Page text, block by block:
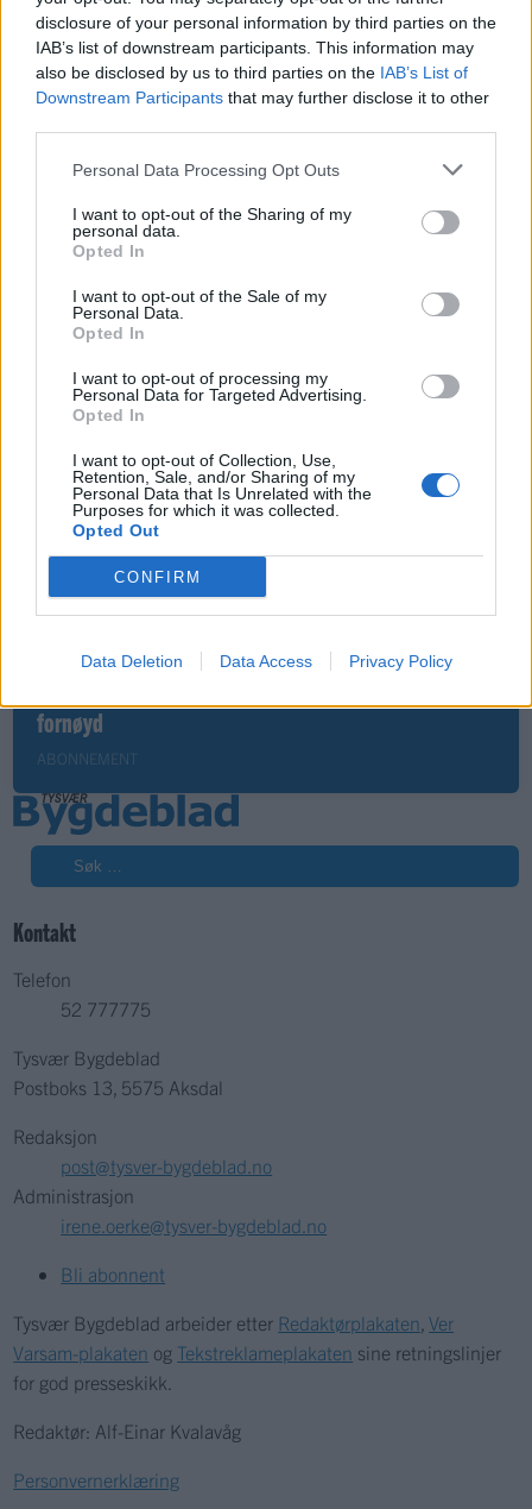
disclosure of your personal information by third parties on the
IAB’s list of downstream participants. This information may
also be disclosed by us to third parties on the IAB’s List of
Downstream Participants that may further disclose it to other
Personal Data Processing Opt Outs
I want to opt-out of the Sharing of my
personal data.
Opted In
I want to opt-out of the Sale of my
Personal Data.
Opted In
I want to opt-out of processing my
Personal Data for Targeted Advertising.
Opted In
I want to opt-out of Collection, Use,
Retention, Sale, and/or Sharing of my
Personal Data that Is Unrelated with the
Purposes for which it was collected.
Opted Out
CONFIRM
Data Deletion Data Access Privacy Policy
ABONNEMENT
Leiar
Nokon må sove dårleg om natta
ABONNEMENT
fornøyd
ABONNEMENT
Søk
Kontakt
Telefon
52 777775
Tysvær Bygdeblad
Postboks 13, 5575 Aksdal
Redaksjon
post@tysver-bygdeblad.no
Administrasjon
irene.oerke@tysver-bygdeblad.no
Bli abonnent
Tysvær Bygdeblad arbeider etter Redaktørplakaten ,Ver
Varsam-plakaten og Tekstreklameplakaten sine retningslinjer
for god presseskikk.
Redaktør: Alf-Einar Kvalavåg
Personvernerklæring